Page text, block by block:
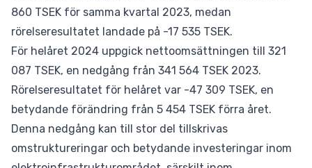
860 TSEK för samma kvartal 2023, medan
rörelseresultatet landade på -17 535 TSEK.
För helåret 2024 uppgick nettoomsättningen till 321
087 TSEK, en nedgång från 341 564 TSEK 2023.
Rörelseresultatet för helåret var -47 309 TSEK, en
betydande förändring från 5 454 TSEK förra året.
Denna nedgång kan till stor del tillskrivas
omstruktureringar och betydande investeringar inom